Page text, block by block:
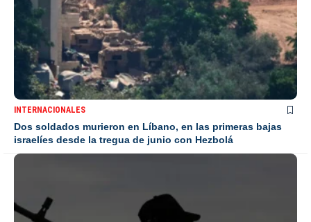
INTERNACIONALES
Dos soldados murieron en Líbano, en las primeras bajas
israelíes desde la tregua de junio con Hezbolá